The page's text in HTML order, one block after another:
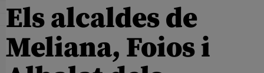
Els alcaldes de
Meliana, Foios i